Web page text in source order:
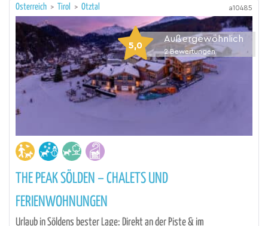
Österreich > Tirol > Ötztal a10485
5,0
Außergewöhnlich
2 Bewertungen
THE PEAK SÖLDEN – CHALETS UND
FERIENWOHNUNGEN
Urlaub in Söldens bester Lage: Direkt an der Piste & im